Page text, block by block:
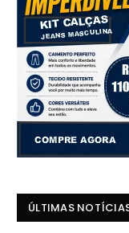
ÚLTIMAS